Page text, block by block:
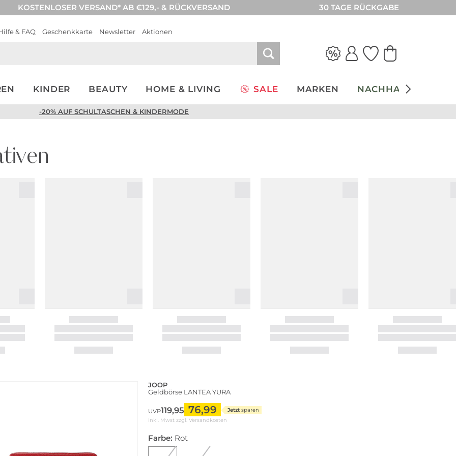
KOSTENLOSER VERSAND* AB €129,- & RÜCKVERSAND 30 TAGE RÜCKGABE
& FAQ Geschenkkarte Newsletter Aktionen
KINDER BEAUTY HOME & LIVING SALE MARKEN NACHHALTIGKEIT
-20% AUF SCHULTASCHEN & KINDERMODE
JOOP
Geldbörse LANTEA YURA
UVP119,95 76,99 Jetzt sparen
inkl. Mwst zzgl. Versandkosten
Farbe: Rot